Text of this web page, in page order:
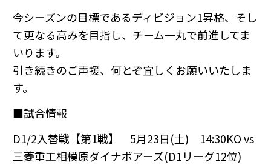
今シーズンの目標であるディビジョン1昇格、そし
て更なる高みを目指し、チーム一丸で前進してま
いります。
引き続きのご声援、何とぞ宜しくお願いいたしま
す。
■試合情報
D1/2入替戦【第1戦】 5月23日(土) 14:30KO vs
三菱重工相模原ダイナボアーズ(D1リーグ12位)